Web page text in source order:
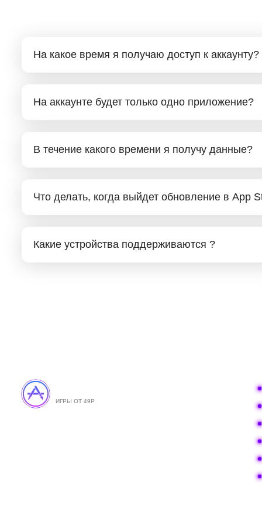
На какое время я получаю доступ к аккаунту?
На аккаунте будет только одно приложение?
В течение какого времени я получу данные?
Что делать, когда выйдет обновление в App
Какие устройства поддерживаются ?
ИГРЫ ОТ 49Р